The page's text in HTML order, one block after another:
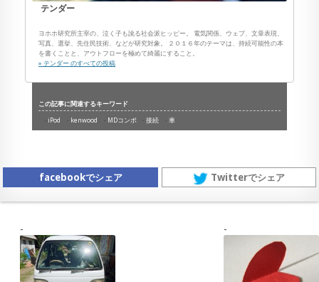
テンダー
ヨホホ研究所主宰の、泣く子も訛る社会派ヒッピー。 電気関係、ウェブ、文章表現、
写真、選挙、先住民技術、などが研究対象。 ２０１６年のテーマは、持続可能性の本
を書くことと、アウトフローを極めて綺麗にすること。
» テンダー のすべての投稿
この記事に関連するキーワード
iPod
kenwood MDコンポ 接続 車
facebookでシェア Twitterでシェア